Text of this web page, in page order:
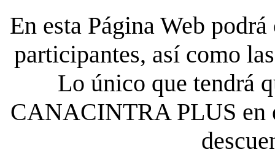
En esta Página Web
participantes, así como
Lo único que tendrá
CANACINTRA PLUS en